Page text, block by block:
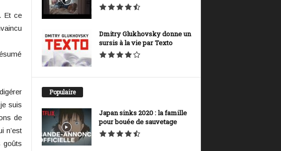
Et ce
suis
de
n’est
goûts
Dmitry Glukhovsky donne un
sursis à la vie par Texto
Populaire
Japan sinks 2020 : la famille
pour bouée de sauvetage